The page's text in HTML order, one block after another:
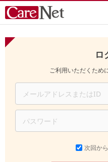
ロ
ご利用いただくため
次回か